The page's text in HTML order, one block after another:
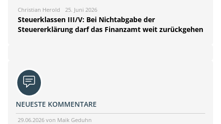
Christian Herold 25. Juni 2026
Steuerklassen III/V: Bei Nichtabgabe der
Steuererklärung darf das Finanzamt weit zurückgehen
NEUESTE KOMMENTARE
29.06.2026 von Maik Geduhn